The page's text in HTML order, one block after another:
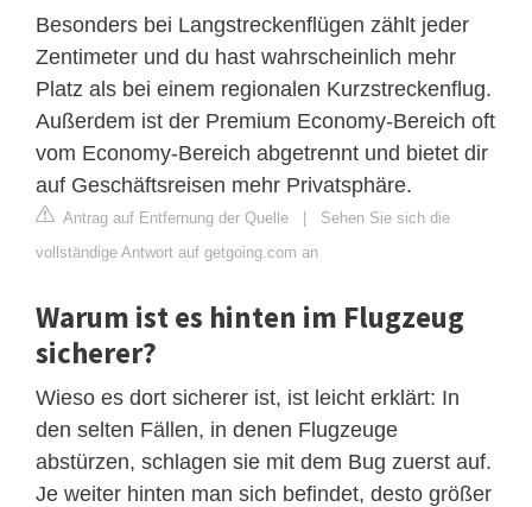
Besonders bei Langstreckenflügen zählt jeder
Zentimeter und du hast wahrscheinlich mehr
Platz als bei einem regionalen Kurzstreckenflug.
Außerdem ist der Premium Economy-Bereich oft
vom Economy-Bereich abgetrennt und bietet dir
auf Geschäftsreisen mehr Privatsphäre.
Antrag auf Entfernung der Quelle | Sehen Sie sich die
vollständige Antwort auf getgoing.com an
Warum ist es hinten im Flugzeug
sicherer?
Wieso es dort sicherer ist, ist leicht erklärt: In
den selten Fällen, in denen Flugzeuge
abstürzen, schlagen sie mit dem Bug zuerst auf.
Je weiter hinten man sich befindet, desto größer